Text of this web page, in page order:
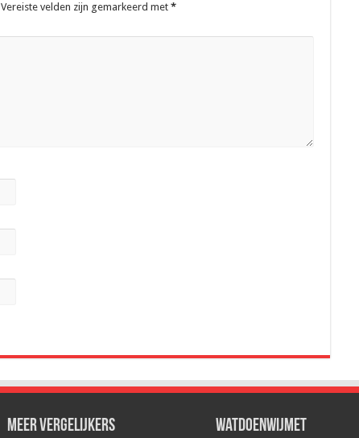
Vereiste velden zijn gemarkeerd met *
Meer Vergelijkers WatDoenWijMet